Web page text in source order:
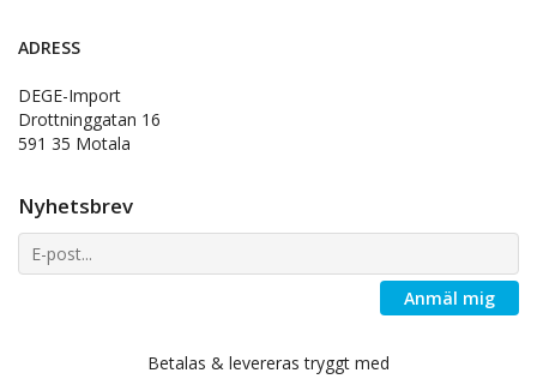
ADRESS
DEGE-Import
Drottninggatan 16
591 35 Motala
Nyhetsbrev
Anmäl mig
Betalas & levereras tryggt med